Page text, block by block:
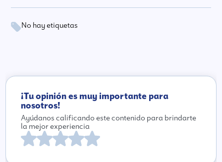
No hay etiquetas
¡Tu opinión es muy importante para
nosotros!
Ayúdanos calificando este contenido para brindarte
la mejor experiencia